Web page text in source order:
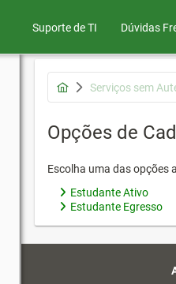
Suporte de TI Dúvidas
Serviços sem
Opções de
Escolha uma das opções
Estudante Ativo
Estudante Egresso